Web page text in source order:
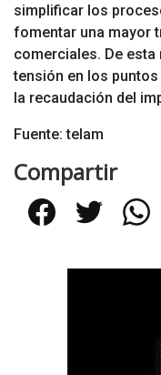
simplificar los
fomentar una mayor
comerciales. De esta
tensión en los
la recaudación del
Fuente: telam
Compartir
FacebookTwitter